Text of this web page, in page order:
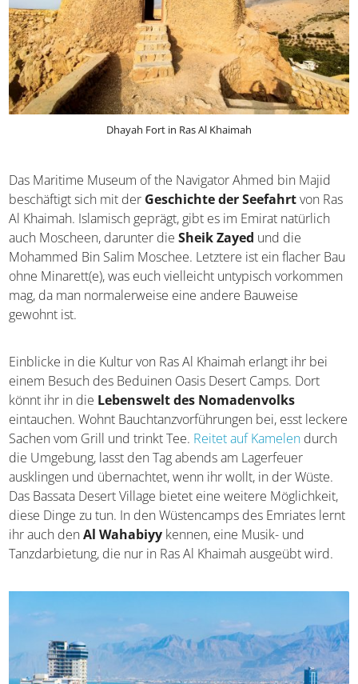
Dhayah Fort in Ras Al Khaimah
Das Maritime Museum of the Navigator Ahmed bin Majid
beschäftigt sich mit der Geschichte der Seefahrtvon Ras
Al Khaimah. Islamisch geprägt, gibt es im Emirat natürlich
auch Moscheen, darunter dieSheik Zayed und die
Mohammed Bin Salim Moschee. Letztere ist ein flacher Bau
ohne Minarett(e), was euch vielleicht untypisch vorkommen
mag, da man normalerweise eine andere Bauweise
gewohnt ist.
Einblicke in die Kultur von Ras Al Khaimah erlangt ihr bei
einem Besuch des Beduinen Oasis Desert Camps. Dort
könnt ihr in die Lebenswelt des Nomadenvolks
eintauchen. Wohnt Bauchtanzvorführungen bei, esst leckere
Sachen vom Grill und trinkt Tee. Reitet auf Kamelen durch
die Umgebung, lasst den Tag abends am Lagerfeuer
ausklingen und übernachtet, wenn ihr wollt, in der Wüste.
Das Bassata Desert Village bietet eine weitere Möglichkeit,
diese Dinge zu tun. In den Wüstencamps des Emriates lernt
ihr auch denAl Wahabiyy kennen, eine Musik- und
Tanzdarbietung, die nur in Ras Al Khaimah ausgeübt wird.